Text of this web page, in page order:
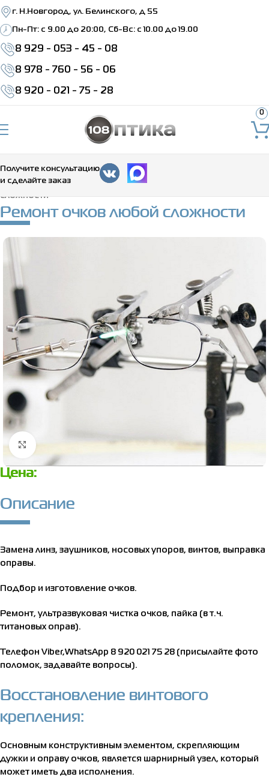
г. Н.Новгород, ул. Белинского, д 55
Пн-Пт: c 9.00 до 20:00, Сб-Вс: с 10.00 до 19.00
8 929 - 053 - 45 - 08
8 978 - 760 - 56 - 06
8 920 - 021 - 75 - 28
0
Получите консультацию
и сделайте заказ
Главная>Каталог Ремонт очков
сложности
Ремонт очков любой сложности
Нажмите, чтобы увеличить
Цена:
Описание
Замена линз, заушников, носовых упоров, винтов, выправка
оправы.
Подбор и изготовление очков.
Ремонт, ультразвуковая чистка очков, пайка (в т.ч.
титановых оправ).
Телефон Viber,WhatsApp 8 920 021 75 28 (присылайте фото
поломок, задавайте вопросы).
Восстановление винтового
крепления:
Основным конструктивным элементом, скрепляющим
дужки и оправу очков, является шарнирный узел, который
может иметь два исполнения.